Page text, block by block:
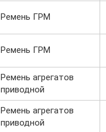
Ремень ГРМ
Ремень ГРМ
Ремень агрегатов
приводной
Ремень агрегатов
приводной